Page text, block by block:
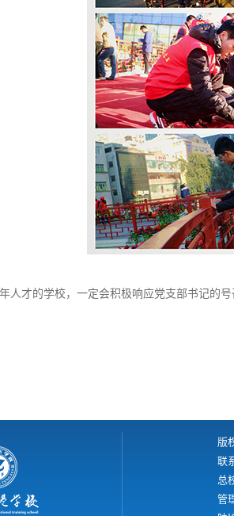
人才的学校，一定会积极响应党支部书记的
版
联
总
管